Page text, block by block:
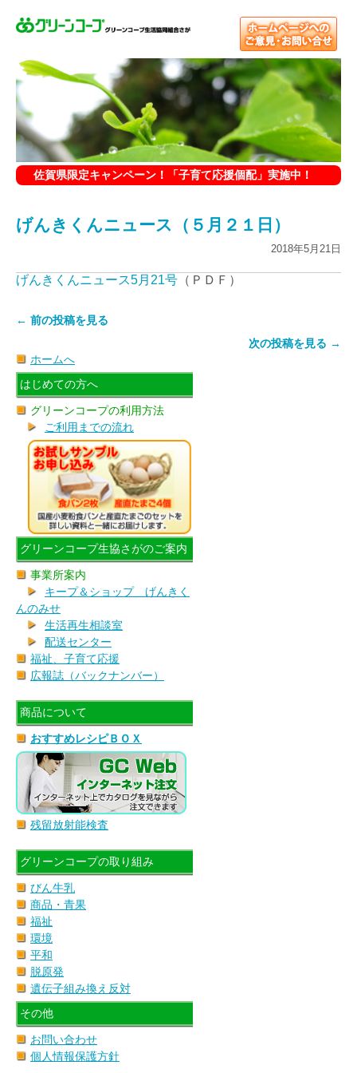
佐賀県限定キャンペーン！「子育て応援個配」実施中！
げんきくんニュース（５月２１日）
2018年5月21日
げんきくんニュース5月21号 （ＰＤＦ）
← 前の投稿を見る
次の投稿を見る →
ホームへ
はじめての方へ
グリーンコープの利用方法
ご利用までの流れ
グリーンコープ生協さがのご案内
事業所案内
キープ＆ショップ げんきく
んのみせ
生活再生相談室
配送センター
福祉、子育て応援
広報誌（バックナンバー）
商品について
おすすめレシピＢＯＸ
残留放射能検査
グリーンコープの取り組み
びん牛乳
商品・青果
福祉
環境
平和
脱原発
遺伝子組み換え反対
その他
お問い合わせ
個人情報保護方針